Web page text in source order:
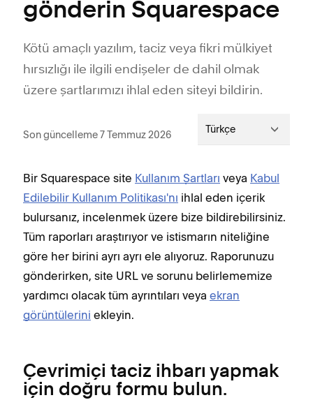
gönderin Squarespace
Kötü amaçlı yazılım, taciz veya fikri mülkiyet
hırsızlığı ile ilgili endişeler de dahil olmak
üzere şartlarımızı ihlal eden siteyi bildirin.
Son güncelleme 7 Temmuz 2026 Türkçe
Bir Squarespace site Kullanım Şartları veya Kabul
Edilebilir Kullanım Politikası'nı ihlal eden içerik
bulursanız, incelenmek üzere bize bildirebilirsiniz.
Tüm raporları araştırıyor ve istismarın niteliğine
göre her birini ayrı ayrı ele alıyoruz. Raporunuzu
gönderirken, site URL ve sorunu belirlememize
yardımcı olacak tüm ayrıntıları veya ekran
görüntülerini ekleyin.
Çevrimiçi taciz ihbarı yapmak
için doğru formu bulun.